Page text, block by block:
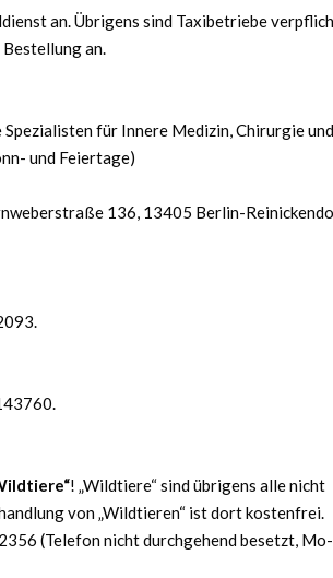
an. Übrigens sind Taxibetriebe
Bestellung an.
für Innere Medizin, Chirurgie und
und Feiertage)
136, 13405 Berlin-
! „Wildtiere“ sind übrigens alle nicht
von „Wildtieren“ ist dort kostenfrei.
(Telefon nicht durchgehend besetzt,